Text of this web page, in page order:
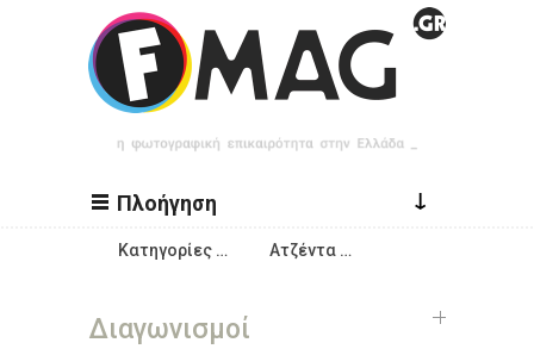
Παράκαμψη προς το κυρίως περιεχόμενο
Πλοήγηση ↓
Κατηγορίες … Ατζέντα …
Διαγωνισμοί